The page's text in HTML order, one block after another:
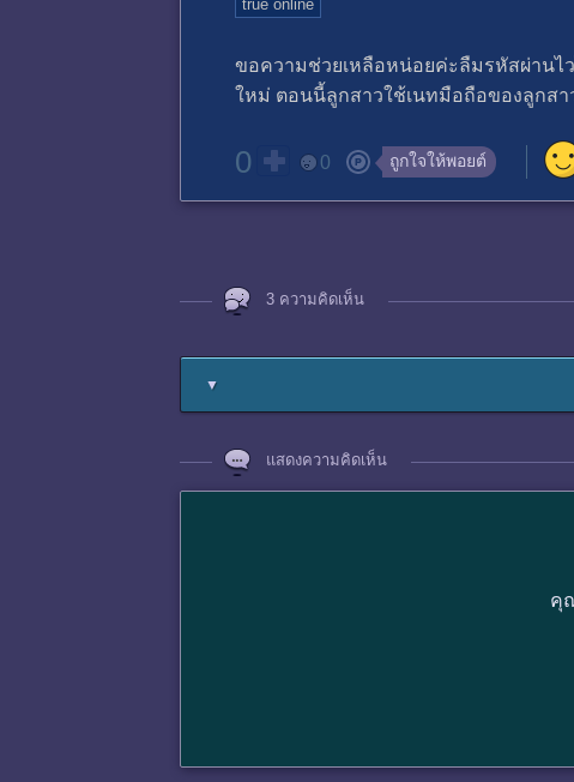
true online
ขอความช่วยเหลือหน่อยค่ะลืมรหัสผ่านไ
ใหม่ ตอนนี้ลูกสาวใช้เนทมือถือของลูกสา
0 0 ถูกใจให้พอยต์
3 ความคิดเห็น
▼
แสดงความคิดเห็น
คุ